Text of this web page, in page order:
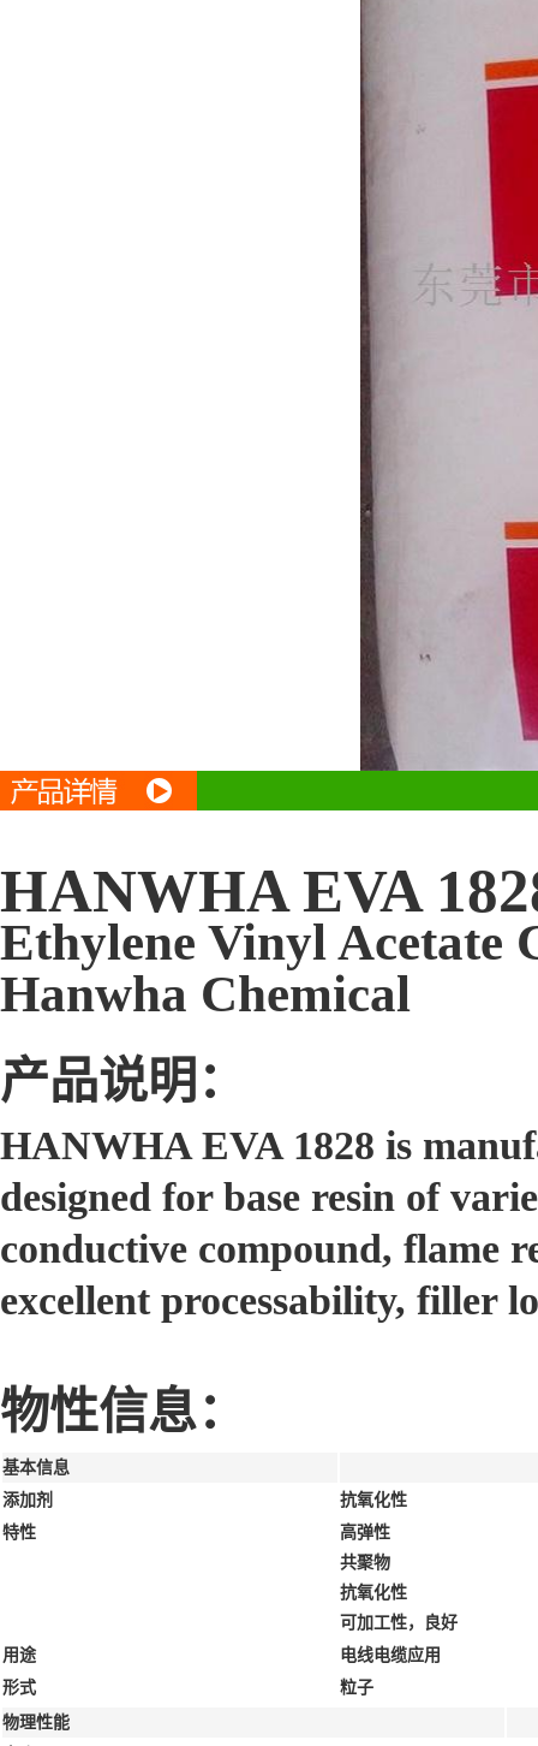
HANWHA EVA
Ethylene Vinyl Acetate
Hanwha Chemical
产品说明：
HANWHA EVA 1828 is
designed for base resin of
conductive compound, flame
excellent processability, filler
物性信息：
基本信息
添加剂
抗氧化性
特性
高弹性
共聚物
抗氧化性
可加工性，良好
用途
电线电缆应用
形式
粒子
物理性能